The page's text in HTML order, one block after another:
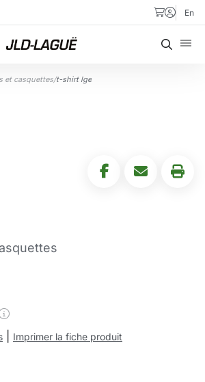
En
et casquettes/t-shirt lge
Imprimer la fiche produit